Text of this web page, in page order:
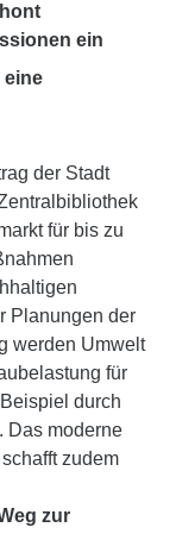
ein
eine
der Stadt
für bis zu
Planungen der
werden Umwelt
für
durch
Das moderne
zudem
zur